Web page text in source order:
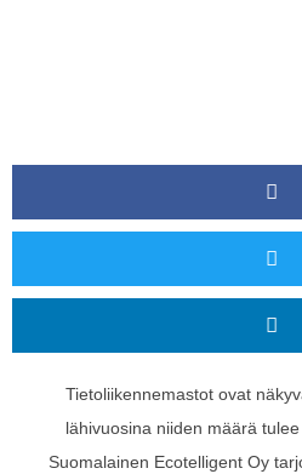
Tietoliikennemastot ovat
lähivuosina niiden määrä
Suomalainen Ecotelligent Oy